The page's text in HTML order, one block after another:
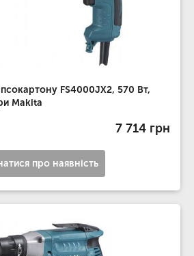
FS4000JX2, 570 Вт,
Makita
7 714 грн
про наявність